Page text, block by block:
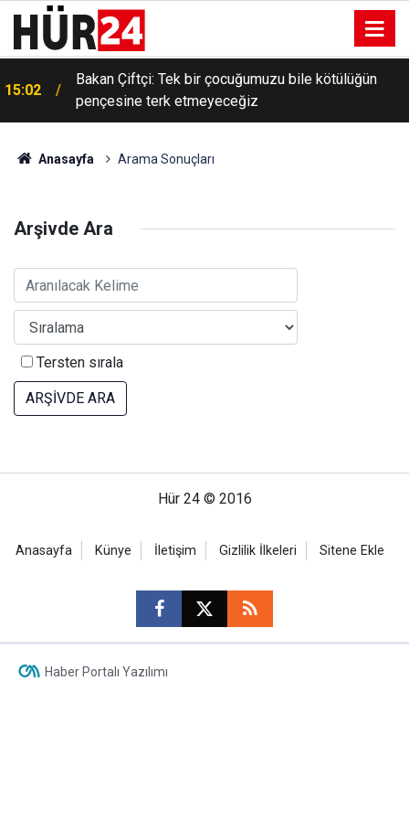
15:02
Bakan Çiftçi: Tek bir çocuğumuzu bile kötülüğün
pençesine terk etmeyeceğiz
Anasayfa Arama Sonuçları
Arşivde Ara
Tersten sırala
ARŞİVDE ARA
Hür 24 © 2016
Anasayfa Künye İletişim Gizlilik İlkeleri Sitene Ekle
Haber Portalı Yazılımı